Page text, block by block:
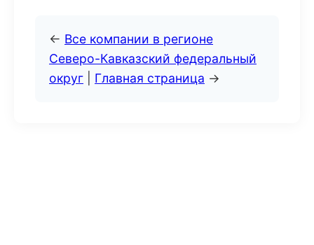
← Все компании в регионе
Северо-Кавказский федеральный
округ
Главная страница →